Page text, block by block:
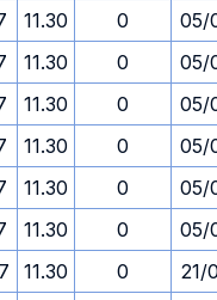
11.30 0
05/
11.30 0
05/
11.30 0
05/
11.30 0
05/
11.30 0
05/
11.30 0
05/
11.30 0
21/